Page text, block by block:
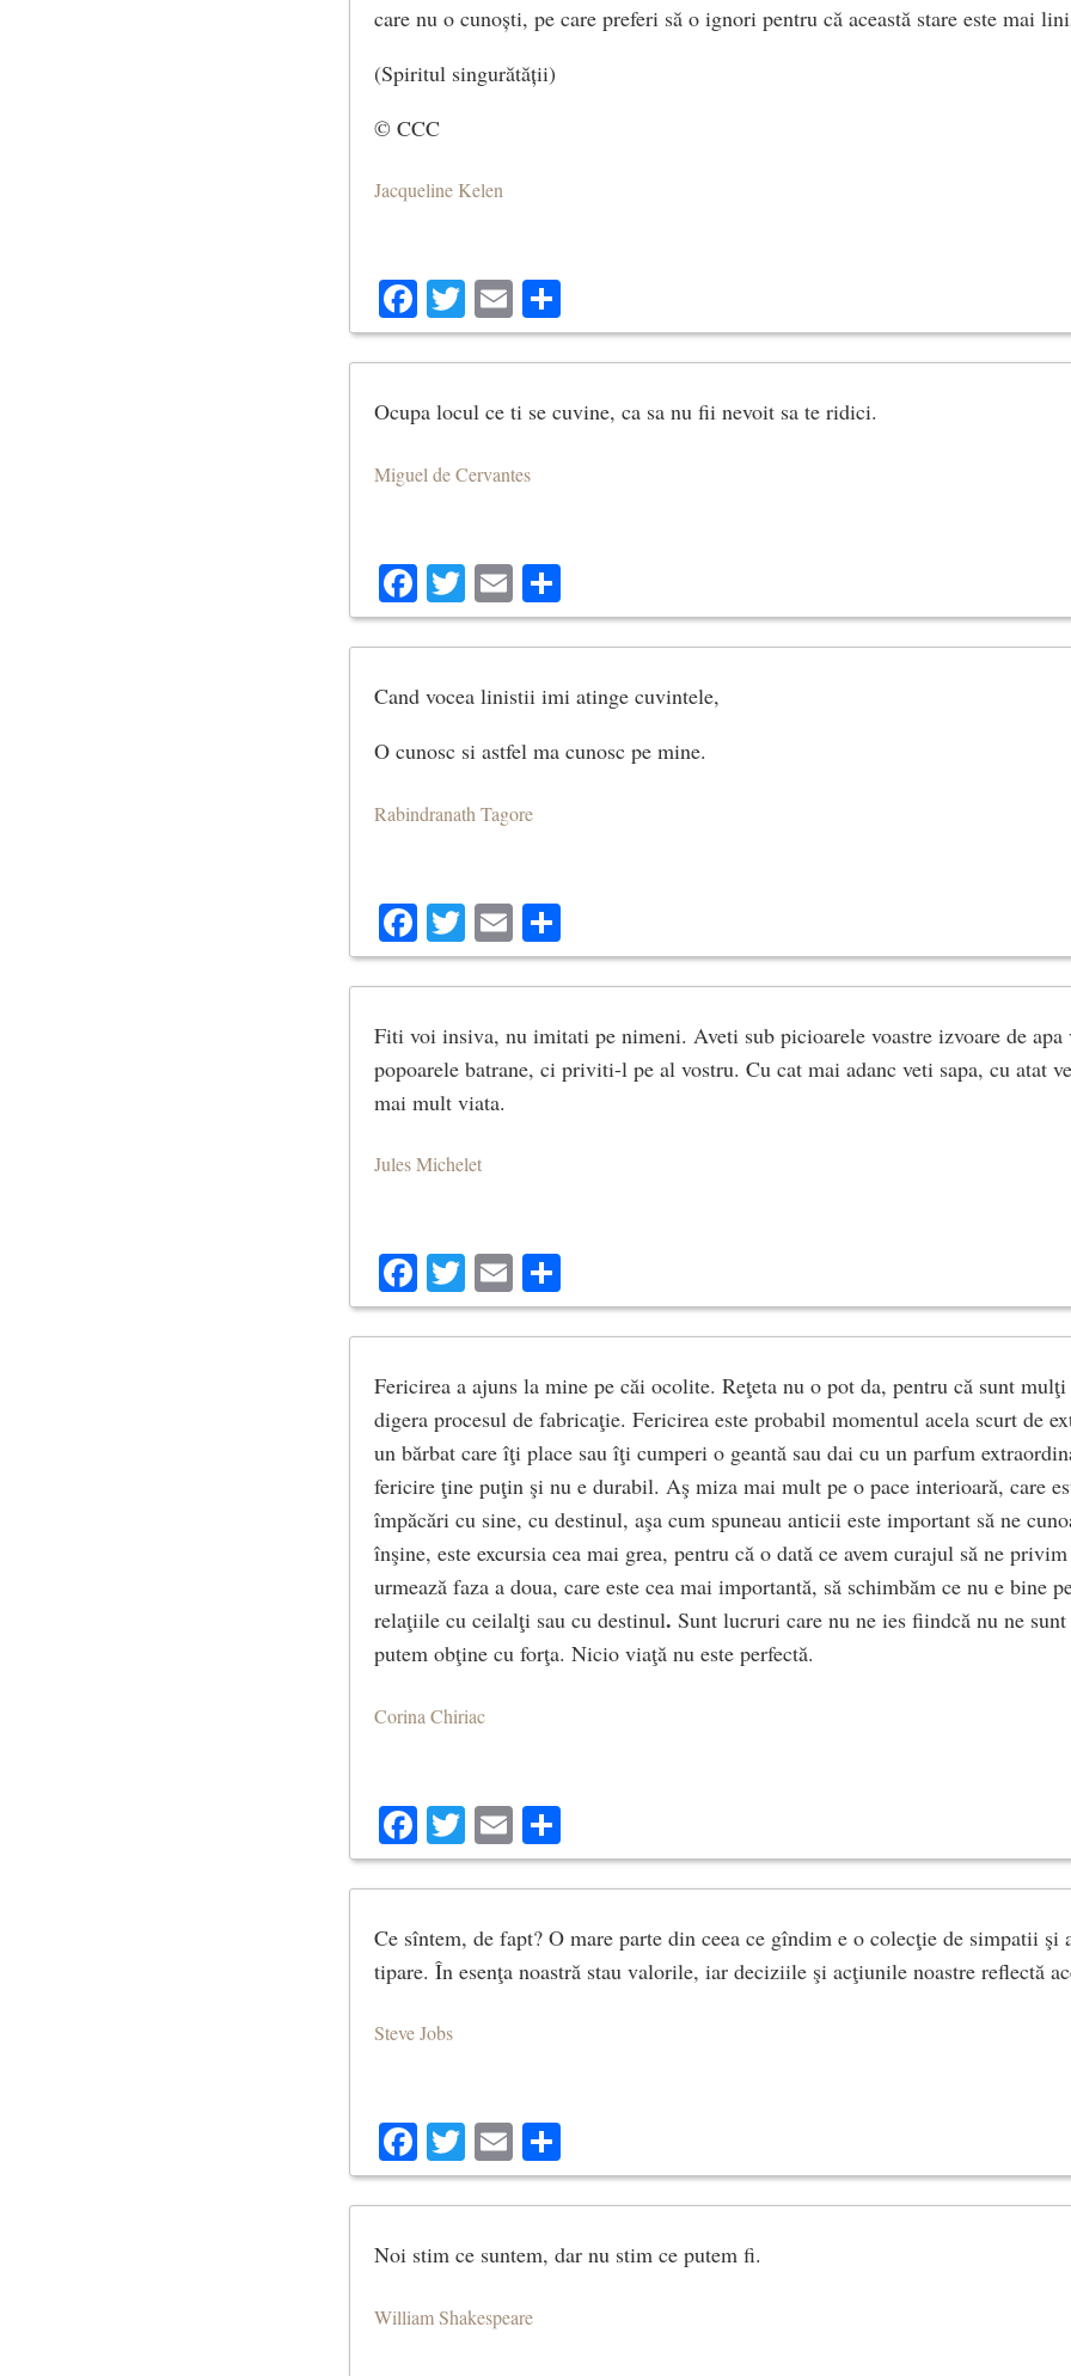
care nu o cunoști, pe care preferi să o ignori pentru că această stare este mai
(Spiritul singurătății)
© CCC
Jacqueline Kelen
Facebook
Twitter
Email
Ocupa locul ce ti se cuvine, ca sa nu fii nevoit sa te ridici.
Miguel de Cervantes
Facebook
Twitter
Email
Cand vocea linistii imi atinge cuvintele,
O cunosc si astfel ma cunosc pe mine.
Rabindranath Tagore
Facebook
Twitter
Email
Fiti voi insiva, nu imitati pe nimeni. Aveti sub picioarele voastre izvoare de
popoarele batrane, ci priviti-l pe al vostru. Cu cat mai adanc veti sapa, cu atat
mai mult viata.
Jules Michelet
Facebook
Twitter
Email
Fericirea a ajuns la mine pe căi ocolite. Reţeta nu o pot da, pentru că sunt
digera procesul de fabricaţie. Fericirea este probabil momentul acela scurt de
un bărbat care îţi place sau îţi cumperi o geantă sau dai cu un parfum
fericire ţine puţin şi nu e durabil. Aş miza mai mult pe o pace interioară, care
împăcări cu sine, cu destinul, aşa cum spuneau anticii este important să ne
înşine, este excursia cea mai grea, pentru că o dată ce avem curajul să ne
urmează faza a doua, care este cea mai importantă, să schimbăm ce nu e bine
relaţiile cu ceilalţi sau cu destinul. Sunt lucruri care nu ne ies fiindcă nu ne
putem obţine cu forţa. Nicio viaţă nu este perfectă.
Corina Chiriac
Facebook
Twitter
Email
Ce sîntem, de fapt? O mare parte din ceea ce gîndim e o colecţie de simpatii
tipare. În esenţa noastră stau valorile, iar deciziile şi acţiunile noastre reflectă
Steve Jobs
Facebook
Twitter
Email
Noi stim ce suntem, dar nu stim ce putem fi.
William Shakespeare